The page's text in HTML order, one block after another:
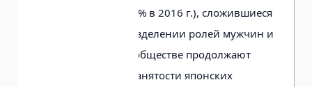
сокращаться (до 37 % в 2016 г.), сложившиеся
представления о разделении ролей мужчин и
женщин в семье и обществе продолжают
влиять на модель занятости японских